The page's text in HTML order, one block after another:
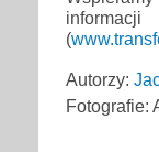
(
Autorzy:
Fotografie: